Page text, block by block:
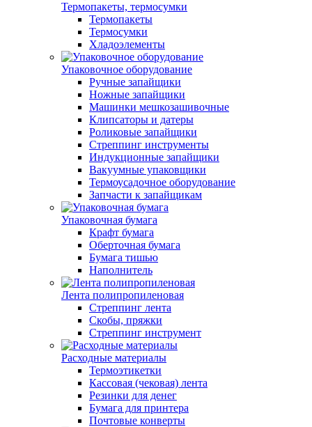
Термопакеты, термосумки
Термопакеты
Термосумки
Хладоэлементы
Упаковочное оборудование
Ручные запайщики
Ножные запайщики
Машинки мешкозашивочные
Клипсаторы и датеры
Роликовые запайщики
Стреппинг инструменты
Индукционные запайщики
Вакуумные упаковщики
Термоусадочное оборудование
Запчасти к запайщикам
Упаковочная бумага
Крафт бумага
Оберточная бумага
Бумага тишью
Наполнитель
Лента полипропиленовая
Стреппинг лента
Скобы, пряжки
Стреппинг инструмент
Расходные материалы
Термоэтикетки
Кассовая (чековая) лента
Резинки для денег
Бумага для принтера
Почтовые конверты